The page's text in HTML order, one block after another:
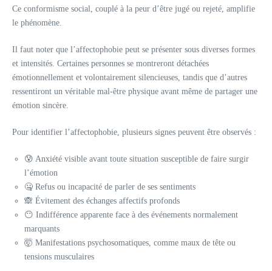
Ce conformisme social, couplé à la peur d’être jugé ou rejeté, amplifie
le phénomène.
Il faut noter que l’affectophobie peut se présenter sous diverses formes
et intensités. Certaines personnes se montreront détachées
émotionnellement et volontairement silencieuses, tandis que d’autres
ressentiront un véritable mal-être physique avant même de partager une
émotion sincère.
Pour identifier l’affectophobie, plusieurs signes peuvent être observés :
😰 Anxiété visible avant toute situation susceptible de faire surgir
l’émotion
🤐 Refus ou incapacité de parler de ses sentiments
🙈 Évitement des échanges affectifs profonds
😶 Indifférence apparente face à des événements normalement
marquants
🤯 Manifestations psychosomatiques, comme maux de tête ou
tensions musculaires